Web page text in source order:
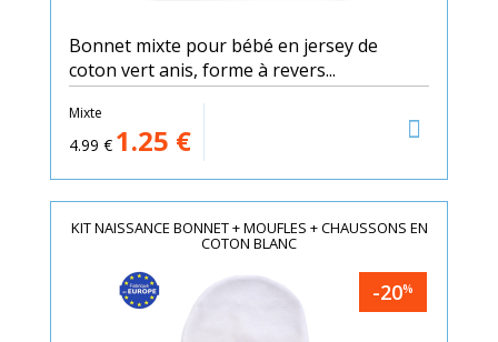
Bonnet mixte pour bébé en jersey de
coton vert anis, forme à revers...
Mixte
4.99 € 1.25 €
KIT NAISSANCE BONNET + MOUFLES + CHAUSSONS EN
COTON BLANC
-20%